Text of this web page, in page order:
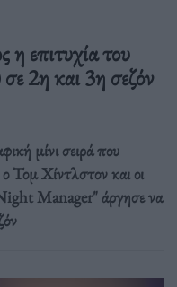
επιτυχία του
2η και 3η σεζόν
μίνι σειρά που
Τομ Χίντλστον και οι
Night Manager" άργησε να